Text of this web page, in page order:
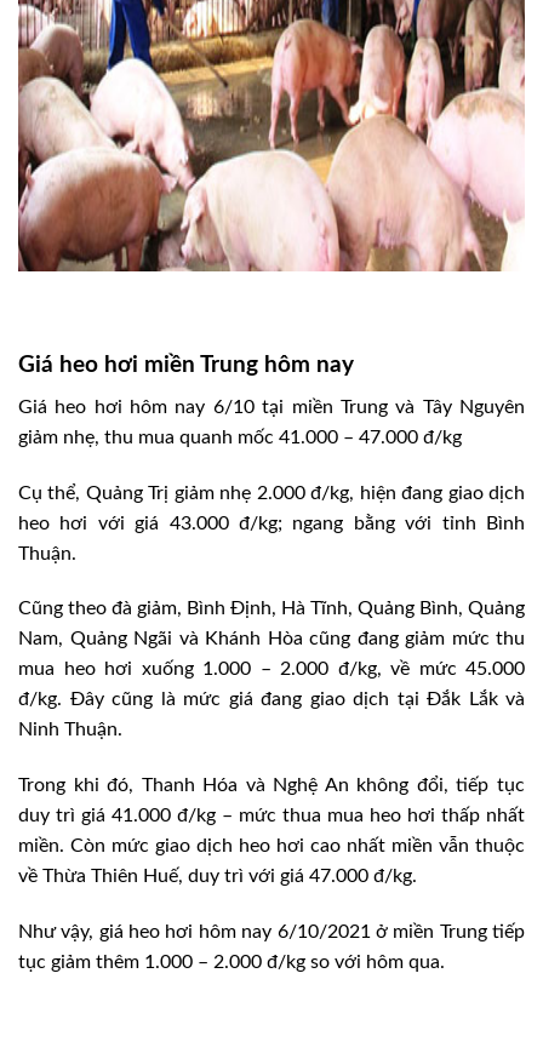
Giá heo hơi miền Trung hôm nay
Giá heo hơi hôm nay 6/10 tại miền Trung và Tây Nguyên
giảm nhẹ, thu mua quanh mốc 41.000 – 47.000 đ/kg
Cụ thể, Quảng Trị giảm nhẹ 2.000 đ/kg, hiện đang giao dịch
heo hơi với giá 43.000 đ/kg; ngang bằng với tỉnh Bình
Thuận.
Cũng theo đà giảm, Bình Định, Hà Tĩnh, Quảng Bình, Quảng
Nam, Quảng Ngãi và Khánh Hòa cũng đang giảm mức thu
mua heo hơi xuống 1.000 – 2.000 đ/kg, về mức 45.000
đ/kg. Đây cũng là mức giá đang giao dịch tại Đắk Lắk và
Ninh Thuận.
Trong khi đó, Thanh Hóa và Nghệ An không đổi, tiếp tục
duy trì giá 41.000 đ/kg – mức thua mua heo hơi thấp nhất
miền. Còn mức giao dịch heo hơi cao nhất miền vẫn thuộc
về Thừa Thiên Huế, duy trì với giá 47.000 đ/kg.
Như vậy, giá heo hơi hôm nay 6/10/2021 ở miền Trung tiếp
tục giảm thêm 1.000 – 2.000 đ/kg so với hôm qua.